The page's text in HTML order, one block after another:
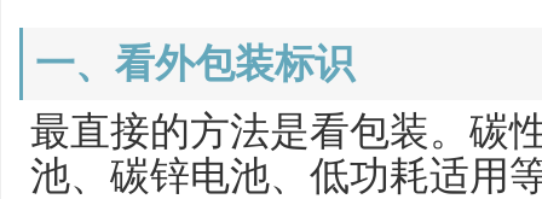
一、看外包装标识
最直接的方法是看包装。碳
池、碳锌电池、低功耗适用